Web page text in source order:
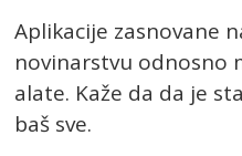
Aplikacije zasnovane
novinarstvu odnosno
alate. Kaže da da je
baš sve.